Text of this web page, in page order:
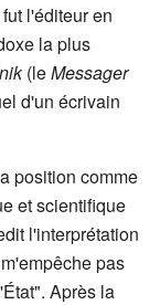
l'éditeur en
la plus
(leMessager
d'un écrivain
position comme
et scientifique
l'interprétation
pas
Après la